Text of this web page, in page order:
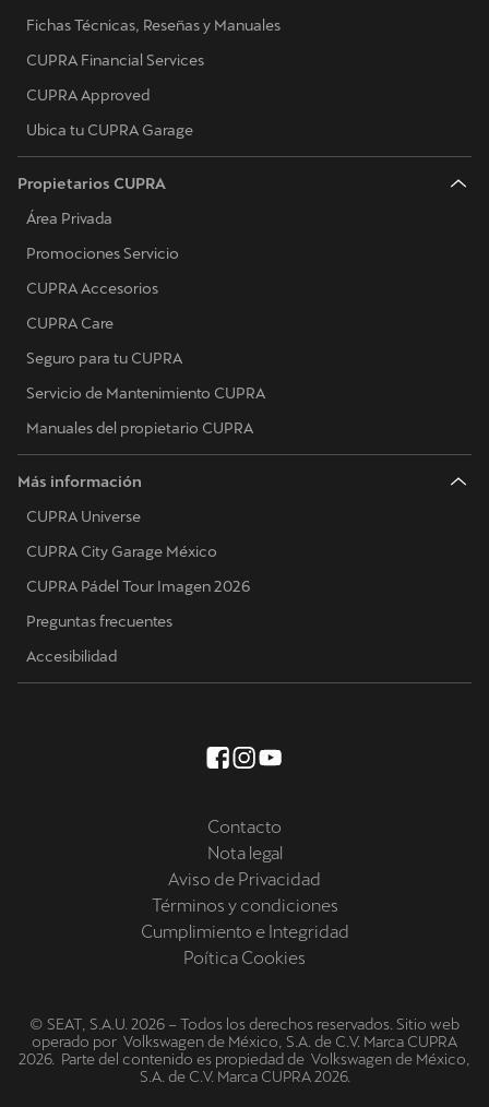
Fichas Técnicas, Reseñas y Manuales
CUPRA Financial Services
CUPRA Approved
Ubica tu CUPRA Garage
Propietarios CUPRA
Área Privada
Promociones Servicio
CUPRA Accesorios
CUPRA Care
Seguro para tu CUPRA
Servicio de Mantenimiento CUPRA
Manuales del propietario CUPRA
Más información
CUPRA Universe
CUPRA City Garage México
CUPRA Pádel Tour Imagen 2026
Preguntas frecuentes
Accesibilidad
Contacto
Nota legal
Aviso de Privacidad
Términos y condiciones
Cumplimiento e Integridad
Poítica Cookies
© SEAT, S.A.U. 2026 – Todos los derechos reservados. Sitio web
operado por Volkswagen de México, S.A. de C.V. Marca CUPRA
2026. Parte del contenido es propiedad de Volkswagen de México,
S.A. de C.V. Marca CUPRA 2026.